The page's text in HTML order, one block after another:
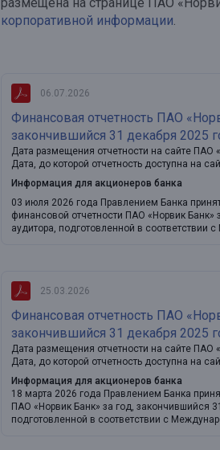
корпоративной информации.
06.07.2026
Финансовая отчетность ПАО
закончившийся 31 декабря 2025
Дата размещения отчетности на сайте ПАО
Дата, до которой отчетность доступна на
Информация для акционеров банка
03 июля 2026 года Правлением Банка
финансовой отчетности ПАО «Норвик
аудитора, подготовленной в
25.03.2026
Финансовая отчетность ПАО
закончившийся 31 декабря 2025
Дата размещения отчетности на сайте ПАО
Дата, до которой отчетность доступна на
Информация для акционеров банка
18 марта 2026 года Правлением Банка
ПАО «Норвик Банк» за год, закончившийся
подготовленной в соответствии с